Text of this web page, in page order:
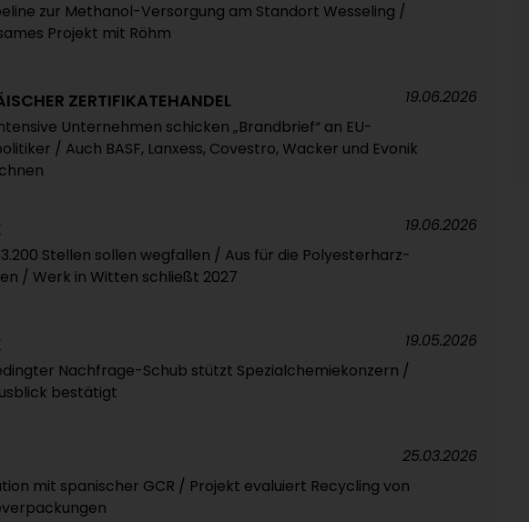
zur Methanol-Versorgung am Standort Wesseling /
Projekt mit Röhm
ZERTIFIKATEHANDEL
Unternehmen schicken „Brandbrief“ an EU-
/ Auch BASF, Lanxess, Covestro, Wacker und Evonik
19.06.2026
Stellen sollen wegfallen / Aus für die Polyesterharz-
/ Werk in Witten schließt 2027
19.06.2026
Nachfrage-Schub stützt Spezialchemiekonzern /
bestätigt
19.05.2026
mit spanischer GCR / Projekt evaluiert Recycling von
25.03.2026